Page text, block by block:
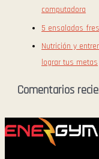
computadora
5 ensaladas
Nutrición y
lograr tus metas
Comentarios